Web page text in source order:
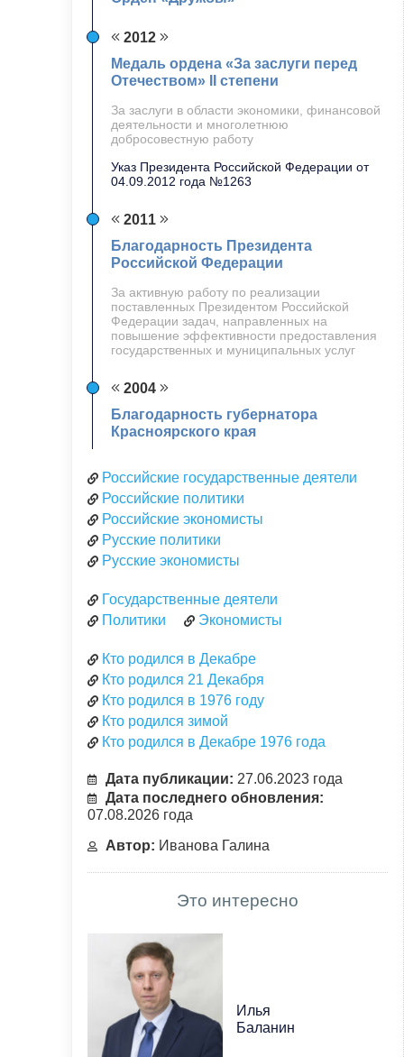
2012
Медаль ордена «За заслуги перед
Отечеством» II степени
За заслуги в области экономики, финансовой
деятельности и многолетнюю
добросовестную работу
Указ Президента Российской Федерации от
04.09.2012 года №1263
2011
Благодарность Президента
Российской Федерации
За активную работу по реализации
поставленных Президентом Российской
Федерации задач, направленных на
повышение эффективности предоставления
государственных и муниципальных услуг
2004
Благодарность губернатора
Красноярского края
Российские государственные деятели
Российские политики
Российские экономисты
Русские политики
Русские экономисты
Государственные деятели
Политики
Экономисты
Кто родился в Декабре
Кто родился 21 Декабря
Кто родился в 1976 году
Кто родился зимой
Кто родился в Декабре 1976 года
Дата публикации: 27.06.2023 года
Дата последнего обновления:
07.08.2026 года
Автор: Иванова Галина
Это интересно
Илья
Баланин